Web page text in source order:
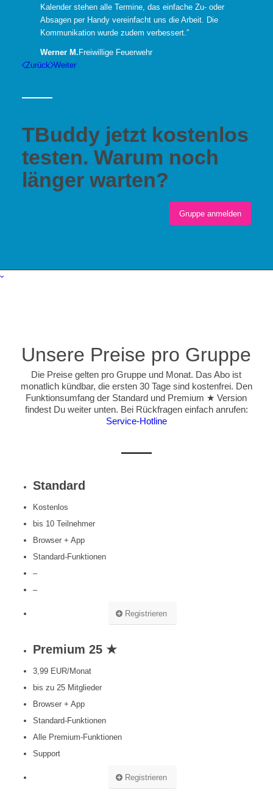
Kalender stehen alle Termine, das einfache Zu- oder
Absagen per Handy vereinfacht uns die Arbeit. Die
Kommunikation wurde zudem verbessert.”
Werner M. Freiwillige Feuerwehr
Zurück Weiter
TBuddy jetzt kostenlos
testen. Warum noch
länger warten?
Gruppe anmelden
Unsere Preise pro Gruppe
Die Preise gelten pro Gruppe und Monat. Das Abo ist
monatlich kündbar, die ersten 30 Tage sind kostenfrei. Den
Funktionsumfang der Standard und Premium ★ Version
findest Du weiter unten. Bei Rückfragen einfach anrufen:
Service-Hotline
Standard
Kostenlos
bis 10 Teilnehmer
Browser + App
Standard-Funktionen
–
–
Registrieren
Premium 25 ★
3,99 EUR/Monat
bis zu 25 Mitglieder
Browser + App
Standard-Funktionen
Alle Premium-Funktionen
Support
Registrieren